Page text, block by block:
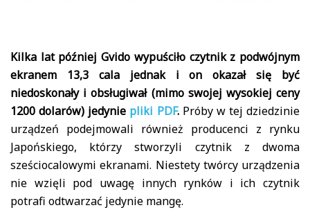
Kilka lat później Gvido wypuściło czytnik z podwójnym
ekranem 13,3 cala jednak i on okazał się być
niedoskonały i obsługiwał (mimo swojej wysokiej ceny
1200 dolarów) jedynie pliki PDF.Próby w tej dziedzinie
urządzeń podejmowali również producenci z rynku
Japońskiego, którzy stworzyli czytnik z dwoma
sześciocalowymi ekranami. Niestety twórcy urządzenia
nie wzięli pod uwagę innych rynków i ich czytnik
potrafi odtwarzać jedynie mangę.